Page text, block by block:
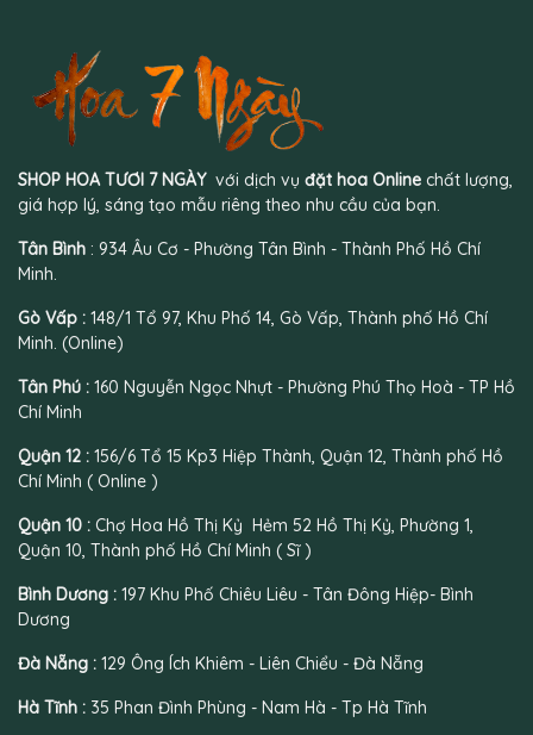
SHOP HOA TƯƠI 7 NGÀY với dịch vụ đặt hoa Online chất lượng,
giá hợp lý, sáng tạo mẫu riêng theo nhu cầu của bạn.
Tân Bình : 934 Âu Cơ - Phường Tân Bình - Thành Phố Hồ Chí
Minh.
Gò Vấp : 148/1 Tổ 97, Khu Phố 14, Gò Vấp, Thành phố Hồ Chí
Minh. (Online)
Tân Phú : 160 Nguyễn Ngọc Nhựt - Phường Phú Thọ Hoà - TP Hồ
Chí Minh
Quận 12 : 156/6 Tổ 15 Kp3 Hiệp Thành, Quận 12, Thành phố Hồ
Chí Minh ( Online )
Quận 10 : Chợ Hoa Hồ Thị Kỷ Hẻm 52 Hồ Thị Kỷ, Phường 1,
Quận 10, Thành phố Hồ Chí Minh ( Sĩ )
Bình Dương : 197 Khu Phố Chiêu Liêu - Tân Đông Hiệp- Bình
Dương
Đà Nẵng : 129 Ông Ích Khiêm - Liên Chiểu - Đà Nẵng
Hà Tĩnh : 35 Phan Đình Phùng - Nam Hà - Tp Hà Tĩnh